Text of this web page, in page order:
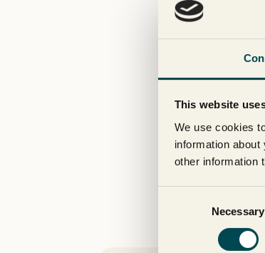
This website
We use cookies
information
other information
Necessary
PowerTech har